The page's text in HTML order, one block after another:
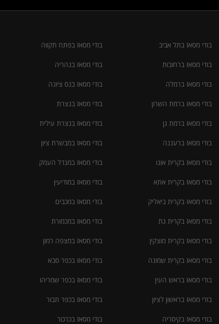
בודי מסאז בתל אביב
בודי מסאז ברחובות
בודי מסאז ברמלה
בודי מסאז ברמת השרון
בודי מסאז ברמת גן
בודי מסאז ברעננה
בודי מסאז בקרית אונו
בודי מסאז בקרית אתא
בודי מסאז בקרית ביאליק
בודי מסאז בקרית גת
בודי מסאז בקרית מוצקין
בודי מסאז בקרית שמונה
בודי מסאז בראש העין
בודי מסאז בראשון לציון
בודי מסאז בקיסריה
בודי מסאז בפתח תקווה
בודי מסאז בנהריה
בודי מסאז בנס ציונה
בודי מסאז בנצרת
בודי מסאז בנצרת עילית
בודי מסאז במבשרת ציון
בודי מסאז במגדל העמק
בודי מסאז במודיעין
בודי מסאז במכבים
בודי מסאז במכמורת
בודי מסאז במצפה רמון
בודי מסאז בכפר סבא
בודי מסאז בכפר שמריהו
בודי מסאז בכפר תבור
בודי מסאז בכרכור